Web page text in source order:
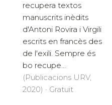
recupera textos
manuscrits inèdits
d'Antoni Rovira i Virgili
escrits en francès des
de l'exili. Sempre és
bo recupe...
(Publicacions URV,
2020) · Gratuït